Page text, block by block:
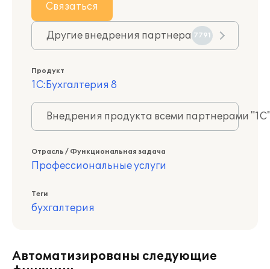
Связаться
Другие внедрения партнера 7791
Продукт
1С:Бухгалтерия 8
Внедрения продукта всеми партнерами
Отрасль / Функциональная задача
Профессиональные услуги
Теги
бухгалтерия
Автоматизированы следующие